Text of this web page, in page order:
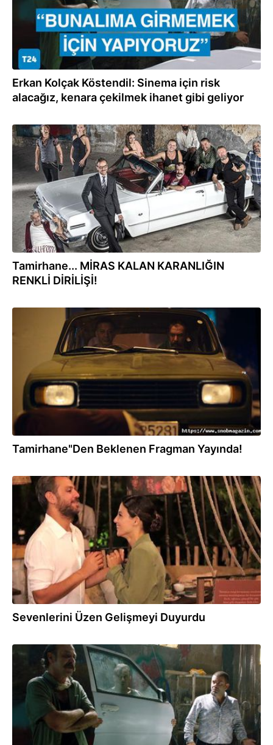
Erkan Kolçak Köstendil: Sinema için risk
alacağız, kenara çekilmek ihanet gibi geliyor
03.11.2022
Tamirhane... MİRAS KALAN KARANLIĞIN
RENKLİ DİRİLİŞİ!
02.10.2022
Tamirhane"Den Beklenen Fragman Yayında!
20.08.2022
Sevenlerini Üzen Gelişmeyi Duyurdu
07.08.2022